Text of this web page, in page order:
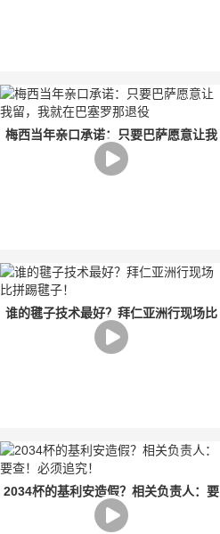
梅西当年亲口承诺：只要巴萨愿意让我
留，我就在巴塞罗那退役
谁的毽子技术最好？拜仁亚洲行现场比
拼踢毽子！
2034杯的基利安造假？相关负责人：要
查！必须追究！